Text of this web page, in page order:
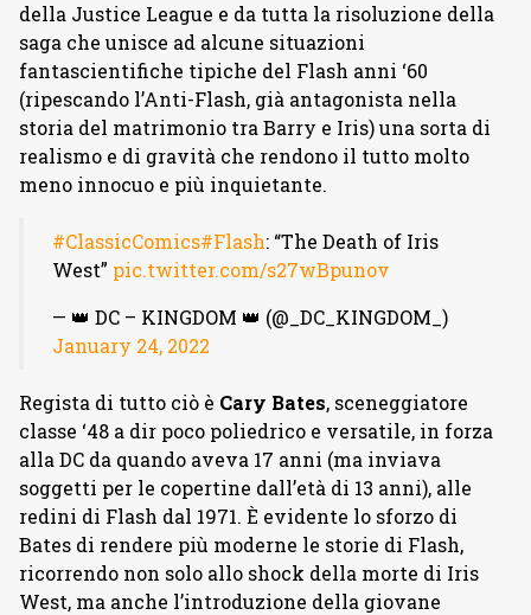
della Justice League e da tutta la risoluzione della
saga che unisce ad alcune situazioni
fantascientifiche tipiche del Flash anni ‘60
(ripescando l’Anti-Flash, già antagonista nella
storia del matrimonio tra Barry e Iris) una sorta di
realismo e di gravità che rendono il tutto molto
meno innocuo e più inquietante.
#ClassicComics#Flash: “The Death of Iris
West” pic.twitter.com/s27wBpunov
— 👑 DC – KINGDOM 👑 (@_DC_KINGDOM_)
January 24, 2022
Regista di tutto ciò è Cary Bates, sceneggiatore
classe ‘48 a dir poco poliedrico e versatile, in forza
alla DC da quando aveva 17 anni (ma inviava
soggetti per le copertine dall’età di 13 anni), alle
redini di Flash dal 1971. È evidente lo sforzo di
Bates di rendere più moderne le storie di Flash,
ricorrendo non solo allo shock della morte di Iris
West, ma anche l’introduzione della giovane